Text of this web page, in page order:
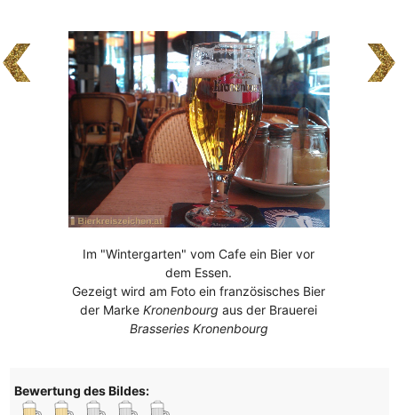
Im "Wintergarten" vom Cafe ein Bier vor
dem Essen.
Gezeigt wird am Foto ein französisches Bier
der MarkeKronenbourg aus der Brauerei
Brasseries Kronenbourg
Bewertung des Bildes: